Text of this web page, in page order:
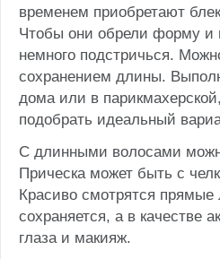
временем приобретают
Чтобы они обрели форму и
немного подстричься.
сохранением длины.
дома или в
подобрать идеальный
С длинными волосами
Прическа может быть с
Красиво смотрятся
сохраняется, а в качестве
глаза и макияж.